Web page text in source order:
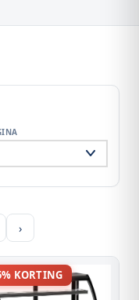
›
KORTING